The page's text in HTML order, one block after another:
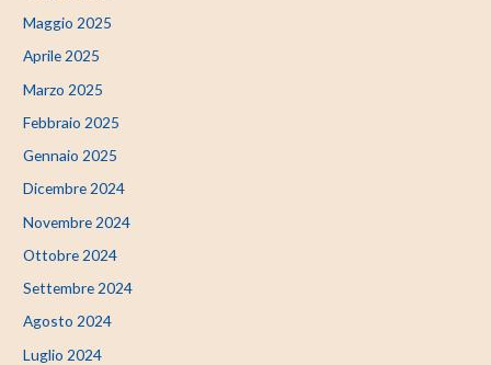
Maggio 2025
Aprile 2025
Marzo 2025
Febbraio 2025
Gennaio 2025
Dicembre 2024
Novembre 2024
Ottobre 2024
Settembre 2024
Agosto 2024
Luglio 2024